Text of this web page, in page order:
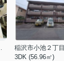
敷間
稲沢市小池２丁目
3DK (56.96㎡)